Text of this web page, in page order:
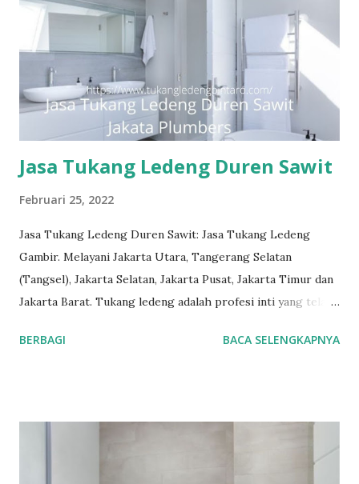
kepuasan pelanggan adalah komitmen kami. Layanan
profesional, tim tukang ledeng yang berpengalaman, kami
dapat memberi Anda solusi untuk masalah apa pun, mulai
dari masalah kecil sampai besar. Keunggulan kami. Respon
Cepat, masalah diselesaikan dengan cepat dan efisien.
Teknisi Profesional dan berpengalaman sehingga pekerjaan
dilakukan dengan ben...
Jasa Tukang Ledeng Duren Sawit
Februari 25, 2022
Jasa Tukang Ledeng Duren Sawit: Jasa Tukang Ledeng
Gambir. Melayani Jakarta Utara, Tangerang Selatan
(Tangsel), Jakarta Selatan, Jakarta Pusat, Jakarta Timur dan
Jakarta Barat. Tukang ledeng adalah profesi inti yang telah
kualitas yang terjamin. #tukangledengjakartapusat
BERBAGI BACA SELENGKAPNYA